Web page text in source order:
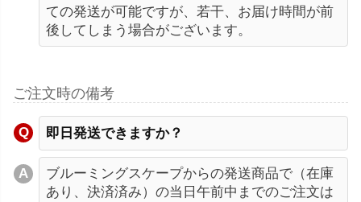
ての発送が可能ですが、若干、お届け時間が前
後してしまう場合がございます。
ご注文時の備考
即日発送できますか？
ブルーミングスケープからの発送商品で（在庫
あり、決済済み）の当日午前中までのご注文は